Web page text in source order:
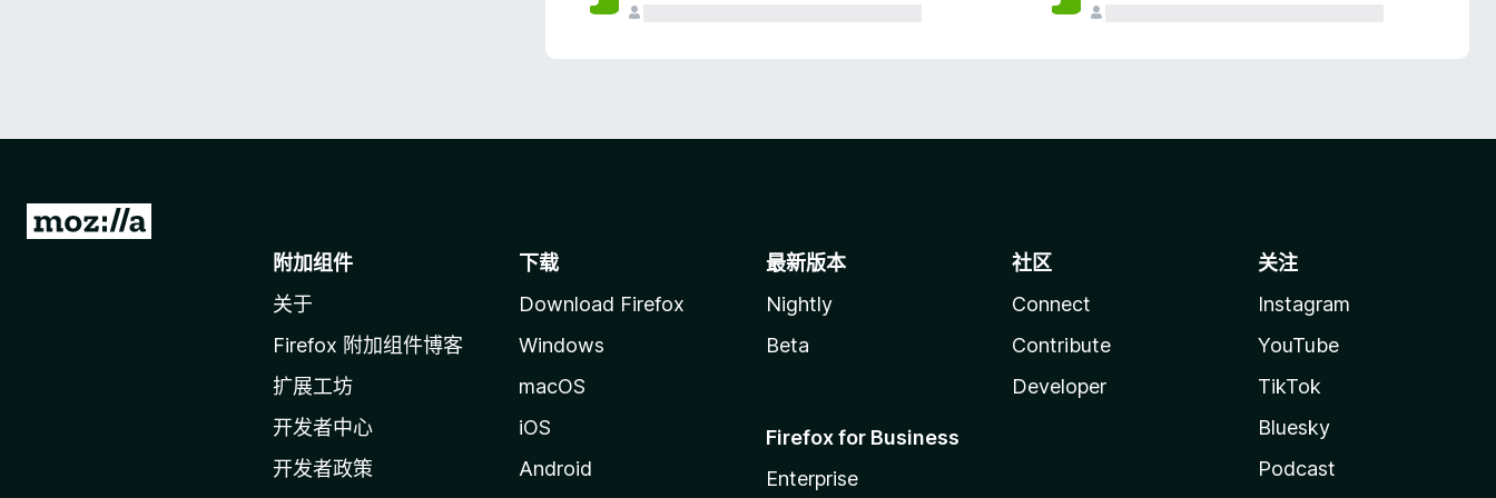
转
附加组件
关于
Firefox 附加组件博客
扩展工坊
开发者中心
开发者政策
下载
Download Firefox
Windows
macOS
iOS
Android
最新版本
Nightly
Beta
Firefox for Business
Enterprise
社区
Connect
Contribute
Developer
关注
Instagram
YouTube
TikTok
Bluesky
Podcast